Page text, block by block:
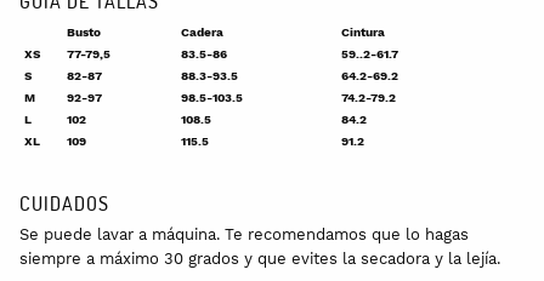
Busto Cadera
Cintura
XS
77-79,5 83.5-86
59..2-61.7
S
82-87 88.3-93.5
64.2-69.2
M
92-97 98.5-103.5
74.2-79.2
L
102 108.5
84.2
XL
109 115.5 91.2
CUIDADOS
Se puede lavar a máquina. Te recomendamos que lo hagas
siempre a máximo 30 grados y que evites la secadora y la lejía.